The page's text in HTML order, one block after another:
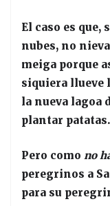
El caso es
nubes, no
meiga porque
siquiera llueve
la nueva lagoa
plantar patatas.
Pero como no
peregrinos a
para su